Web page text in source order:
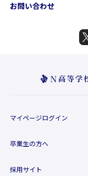
お問い合わせ
マイページログイン
卒業生の方へ
採用サイト